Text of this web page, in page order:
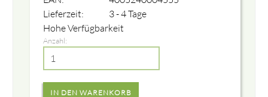
Lieferzeit:
3 - 4 Tage
Hohe Verfügbarkeit
Anzahl: